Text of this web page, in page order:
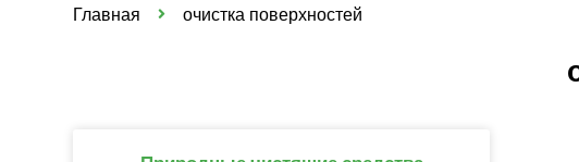
Главная очистка поверхностей